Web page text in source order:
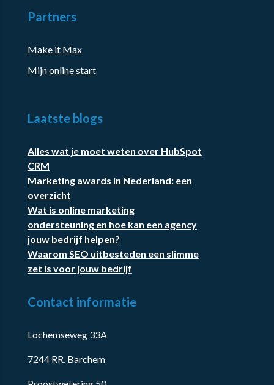
Partners
Make it Max
Mijn online start
Laatste blogs
Alles wat je moet weten over HubSpot
CRM
Marketing awards in Nederland: een
overzicht
Wat is online marketing
ondersteuning en hoe kan een agency
jouw bedrijf helpen?
Waarom SEO uitbesteden een slimme
zet is voor jouw bedrijf
Contact informatie
Lochemseweg 33A
7244 RR, Barchem